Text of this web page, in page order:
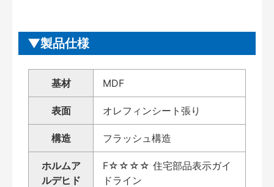
製品仕様
基材 MDF
表面 オレフィンシート張り
構造 フラッシュ構造
ホルムア
ルデヒド
F☆☆☆☆ 住宅部品表示ガイ
ドライン